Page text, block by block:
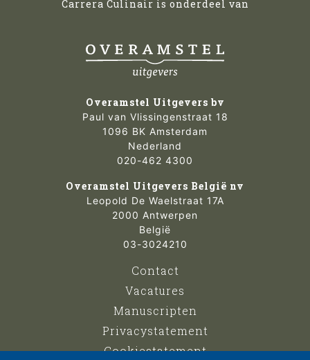
Carrera Culinair is onderdeel van
Overamstel Uitgevers bv
Paul van Vlissingenstraat 18
1096 BK Amsterdam
Nederland
020-462 4300
Overamstel Uitgevers België nv
Leopold De Waelstraat 17A
2000 Antwerpen
België
03-3024210
Contact
Vacatures
Manuscripten
Privacystatement
Cookiestatement